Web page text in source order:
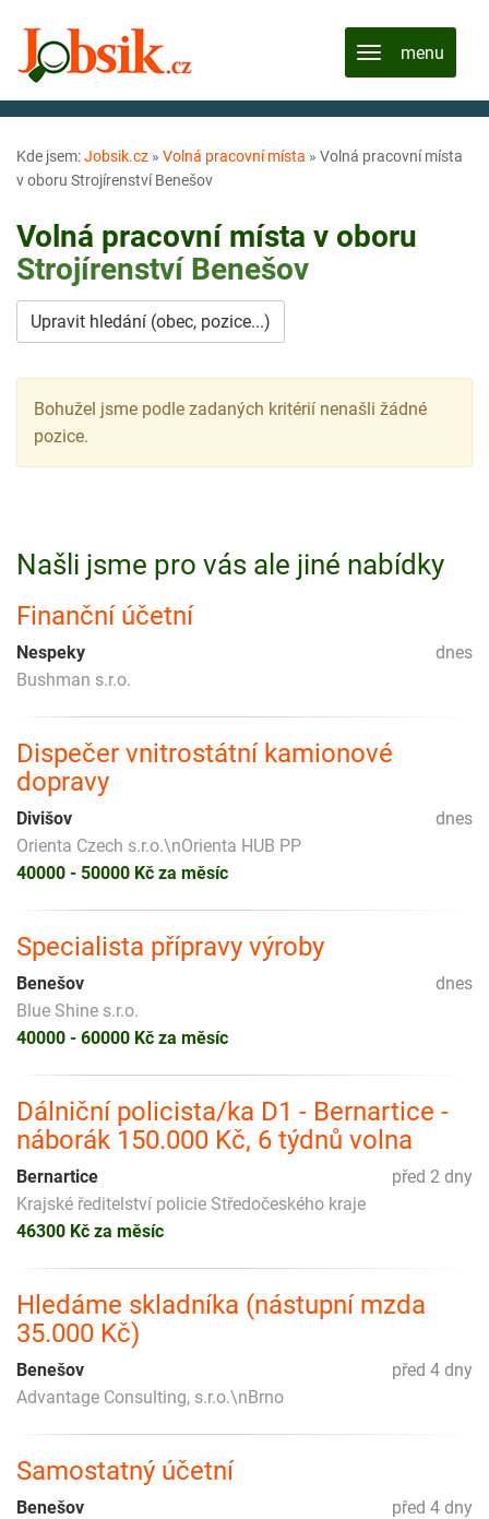
Kde jsem:Jobsik.cz » Volná pracovní místa » Volná pracovní místa
v oboru Strojírenství Benešov
Volná pracovní místa v oboru
Strojírenství Benešov
Upravit hledání (obec, pozice...)
Bohužel jsme podle zadaných kritérií nenašli žádné
pozice.
Našli jsme pro vás ale jiné nabídky
Finanční účetní
dnes
Nespeky
Bushman s.r.o.
Dispečer vnitrostátní kamionové
dopravy
dnes
Divišov
Orienta Czech s.r.o.\nOrienta HUB PP
40000 - 50000 Kč za měsíc
Specialista přípravy výroby
dnes
Benešov
Blue Shine s.r.o.
40000 - 60000 Kč za měsíc
Dálniční policista/ka D1 - Bernartice -
náborák 150.000 Kč, 6 týdnů volna
před 2 dny
Bernartice
Krajské ředitelství policie Středočeského kraje
46300 Kč za měsíc
Hledáme skladníka (nástupní mzda
35.000 Kč)
před 4 dny
Benešov
Advantage Consulting, s.r.o.\nBrno
Samostatný účetní
před 4 dny
Benešov